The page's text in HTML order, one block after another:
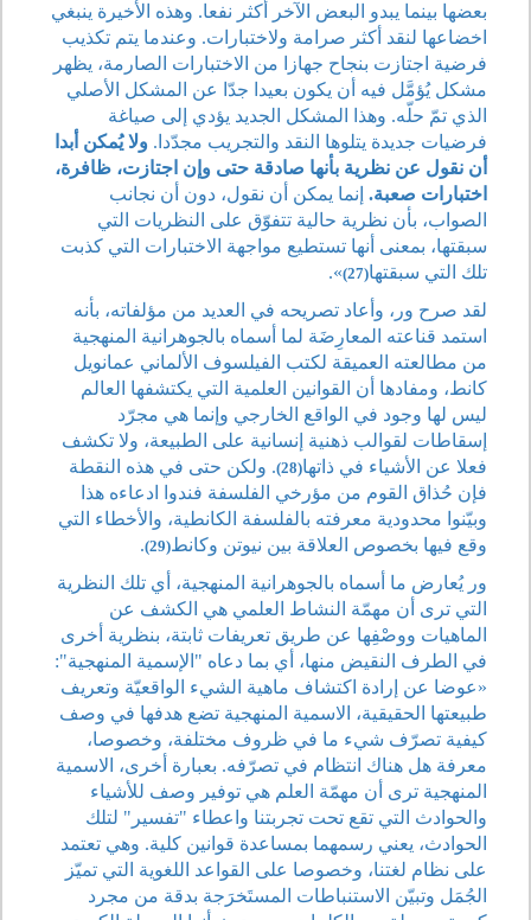
بعضها بينما يبدو البعض الآخر أكثر نفعا. وهذه الأخيرة ينبغي
اخضاعها لنقد أكثر صرامة ولاختبارات. وعندما يتم تكذيب
فرضية اجتازت بنجاح جهازا من الاختبارات الصارمة، يظهر
مشكل يُؤمَّل فيه أن يكون بعيدا جدّا عن المشكل الأصلي
الذي تمّ حلّه. وهذا المشكل الجديد يؤدي إلى صياغة
فرضيات جديدة يتلوها النقد والتجريب مجدّدا. ولا يُمكن أبدا
أن نقول عن نظرية بأنها صادقة حتى وإن اجتازت، ظافرة،
اختبارات صعبة. إنما يمكن أن نقول، دون أن نجانب
الصواب، بأن نظرية حالية تتفوّق على النظريات التي
سبقتها، بمعنى أنها تستطيع مواجهة الاختبارات التي كذبت
تلك التي سبقتها(27)
».
لقد صرح ور، وأعاد تصريحه في العديد من مؤلفاته، بأنه
استمد قناعته المعارِضَة لما أسماه بالجوهرانية المنهجية
من مطالعته العميقة لكتب الفيلسوف الألماني عمانويل
كانط، ومفادها أن القوانين العلمية التي يكتشفها العالم
ليس لها وجود في الواقع الخارجي وإنما هي مجرّد
إسقاطات لقوالب ذهنية إنسانية على الطبيعة، ولا تكشف
فعلا عن الأشياء في ذاتها(28)
. ولكن حتى في هذه النقطة
فإن حُذاق القوم من مؤرخي الفلسفة فندوا ادعاءه هذا
وبيّنوا محدودية معرفته بالفلسفة الكانطية، والأخطاء التي
وقع فيها بخصوص العلاقة بين نيوتن وكانط(29)
.
ور يُعارض ما أسماه بالجوهرانية المنهجية، أي تلك النظرية
التي ترى أن مهمّة النشاط العلمي هي الكشف عن
الماهيات ووصْفِها عن طريق تعريفات ثابتة، بنظرية أخرى
في الطرف النقيض منها، أي بما دعاه "الإسمية المنهجية":
«عوضا عن إرادة اكتشاف ماهية الشيء الواقعيّة وتعريف
طبيعتها الحقيقية، الاسمية المنهجية تضع هدفها في وصف
كيفية تصرّف شيء ما في ظروف مختلفة، وخصوصا،
معرفة هل هناك انتظام في تصرّفه. بعبارة أخرى، الاسمية
المنهجية ترى أن مهمّة العلم هي توفير وصف للأشياء
والحوادث التي تقع تحت تجربتنا واعطاء "تفسير" لتلك
الحوادث، يعني رسمهما بمساعدة قوانين كلية. وهي تعتمد
على نظام لغتنا، وخصوصا على القواعد اللغوية التي تميّز
الجُمَل وتبيّن الاستنباطات المستَخرَجة بدقة من مجرد